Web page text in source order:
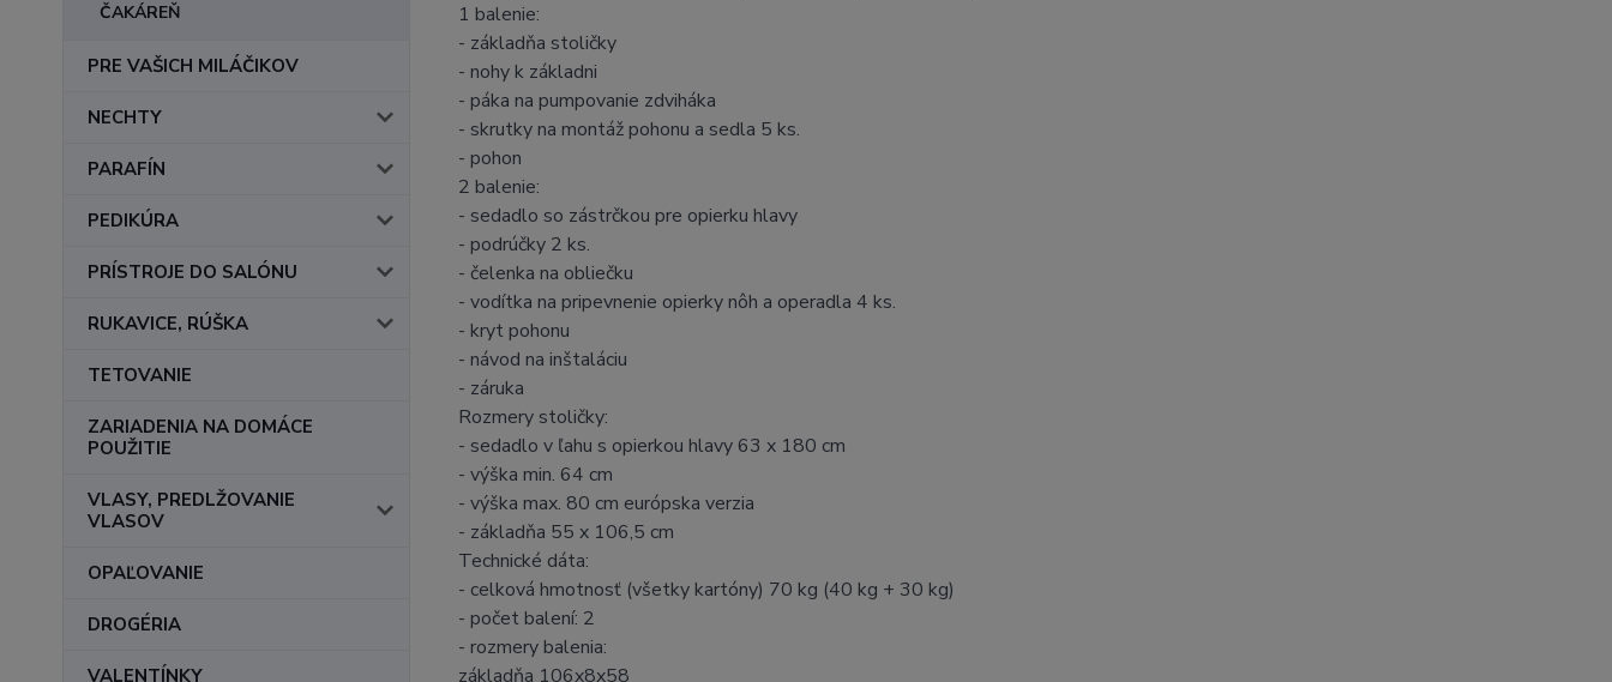
ČAKÁREŇ
PRE VAŠICH MILÁČIKOV
NECHTY
PARAFÍN
PEDIKÚRA
PRÍSTROJE DO SALÓNU
RUKAVICE, RÚŠKA
TETOVANIE
ZARIADENIA NA DOMÁCE
POUŽITIE
VLASY, PREDLŽOVANIE
VLASOV
OPAĽOVANIE
DROGÉRIA
VALENTÍNKY
1 balenie:
- základňa stoličky
- nohy k základni
- páka na pumpovanie zdviháka
- skrutky na montáž pohonu a sedla 5 ks.
- pohon
2 balenie:
- sedadlo so zástrčkou pre opierku hlavy
- podrúčky 2 ks.
- čelenka na obliečku
- vodítka na pripevnenie opierky nôh a operadla 4 ks.
- kryt pohonu
- návod na inštaláciu
- záruka
Rozmery stoličky:
- sedadlo v ľahu s opierkou hlavy 63 x 180 cm
- výška min. 64 cm
- výška max. 80 cm európska verzia
- základňa 55 x 106,5 cm
Technické dáta:
- celková hmotnosť (všetky kartóny) 70 kg (40 kg + 30 kg)
- počet balení: 2
- rozmery balenia:
základňa 106x8x58